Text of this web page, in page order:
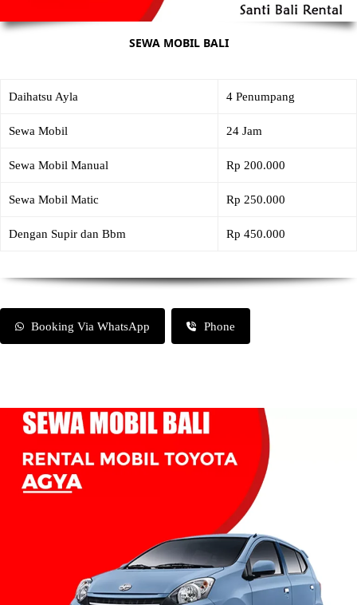
SEWA MOBIL BALI
Daihatsu Ayla 4 Penumpang
Sewa Mobil 24 Jam
Sewa Mobil Manual Rp 200.000
Sewa Mobil Matic Rp 250.000
Dengan Supir dan Bbm Rp 450.000
Booking Via WhatsApp Phone